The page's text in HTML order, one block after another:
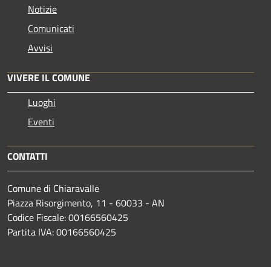
Notizie
Comunicati
Avvisi
VIVERE IL COMUNE
Luoghi
Eventi
CONTATTI
Comune di Chiaravalle
Piazza Risorgimento, 11 - 60033 - AN
Codice Fiscale: 00166560425
Partita IVA: 00166560425